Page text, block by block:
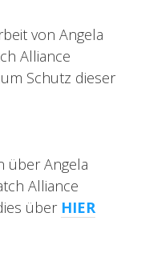
von Angela
Alliance
Schutz dieser
über Angela
Alliance
über HIER